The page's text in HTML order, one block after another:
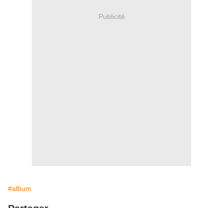
Publicité
#album